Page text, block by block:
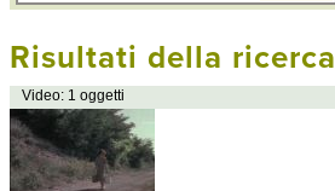
Risultati della ricerca
Video: 1 oggetti